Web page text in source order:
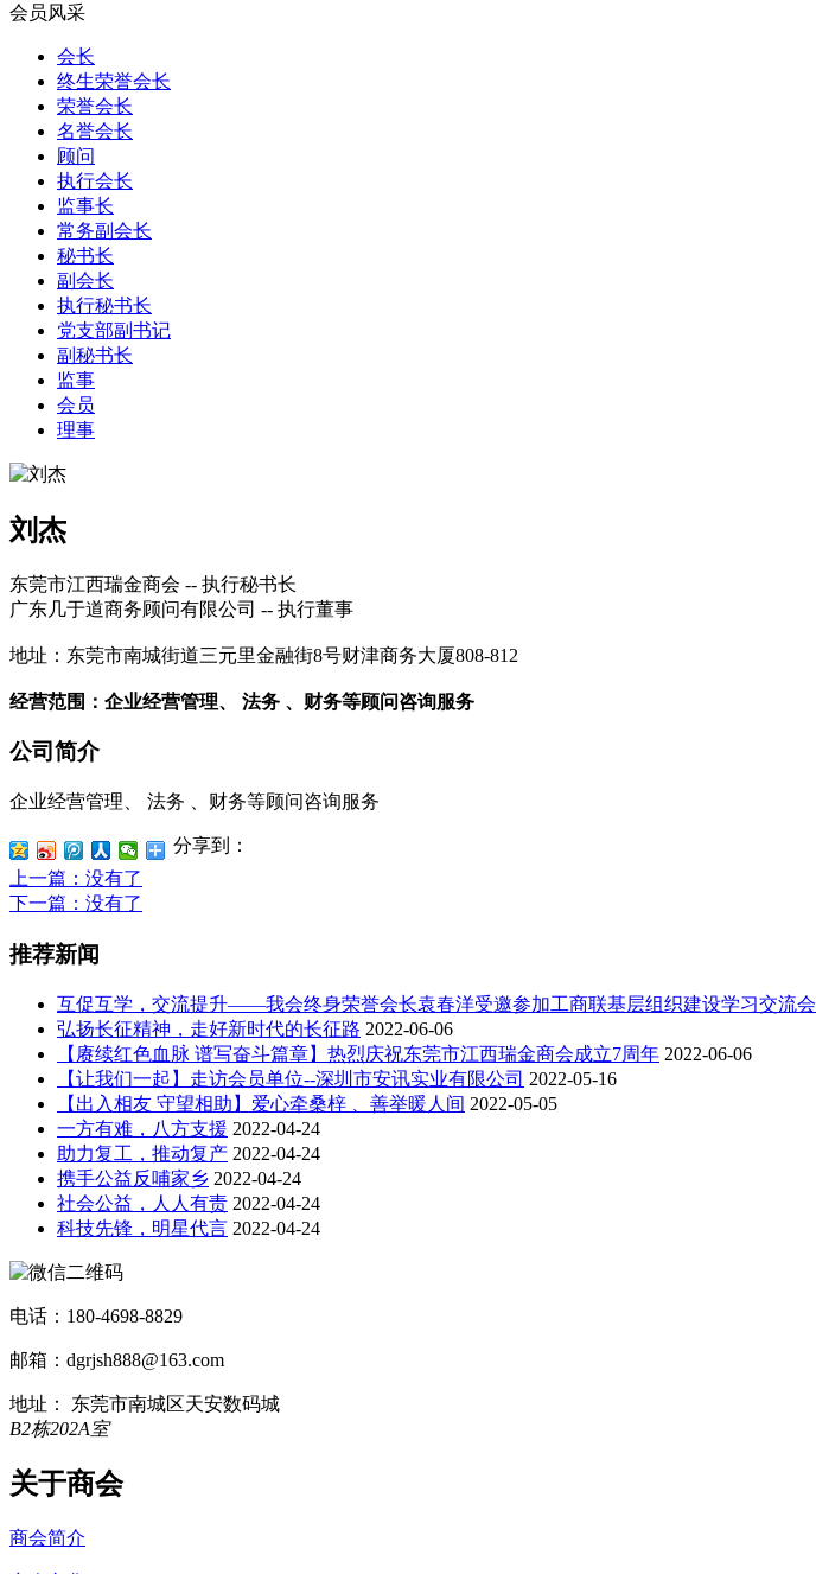
会员风采
会长
终生荣誉会长
荣誉会长
名誉会长
顾问
执行会长
监事长
常务副会长
秘书长
副会长
执行秘书长
党支部副书记
副秘书长
监事
会员
理事
刘杰
东莞市江西瑞金商会 -- 执行秘书长
广东几于道商务顾问有限公司 -- 执行董事
地址：东莞市南城街道三元里金融街8号财津商务大厦808-812
经营范围：企业经营管理、 法务 、财务等顾问咨询服务
公司简介
企业经营管理、 法务 、财务等顾问咨询服务
分享到：
上一篇 ：没有了
下一篇 ：没有了
推荐新闻
互促互学，交流提升——我会终身荣誉会长袁春洋受邀参加工商联基层组织建设学习交流会
弘扬长征精神，走好新时代的长征路 2022-06-06
【赓续红色血脉 谱写奋斗篇章】热烈庆祝东莞市江西瑞金商会成立7周年 2022-06-06
【让我们一起】走访会员单位--深圳市安讯实业有限公司 2022-05-16
【出入相友 守望相助】爱心牵桑梓 、善举暖人间 2022-05-05
一方有难，八方支援 2022-04-24
助力复工，推动复产 2022-04-24
携手公益反哺家乡 2022-04-24
社会公益，人人有责 2022-04-24
科技先锋，明星代言 2022-04-24
电话：180-4698-8829
邮箱：dgrjsh888@163.com
地址： 东莞市南城区天安数码城
B2栋202A室
关于商会
商会简介